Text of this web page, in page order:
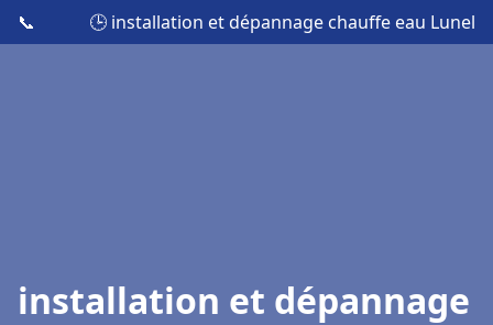
📞 🕒 installation et dépannage chauffe eau Lunel
installation et dépannage